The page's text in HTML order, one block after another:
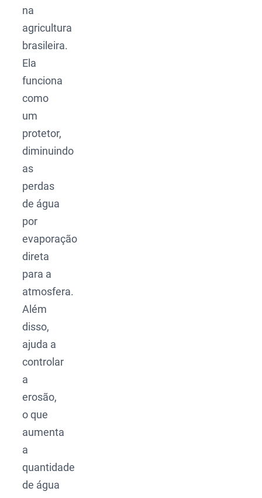
na
agricultura
brasileira.
Ela
funciona
como
um
protetor,
diminuindo
as
perdas
de água
por
evaporação
direta
para a
atmosfera.
Além
disso,
ajuda a
controlar
a
erosão,
o que
aumenta
a
quantidade
de água